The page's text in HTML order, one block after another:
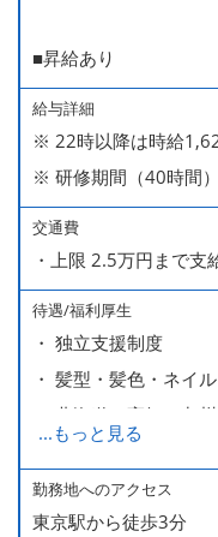
■昇給あり
給与詳細
※ 22時以降は時給
※ 研修期間（40時間
交通費
・上限 2.5万円まで支
待遇/福利厚生
・ 独立支援制度
・ 髪型・髪色・ネイ
・ 北海道や高知、九
ます
・ 無料の美味しい ま
...もっと見る
勤務地へのアクセス
東京駅から徒歩3分